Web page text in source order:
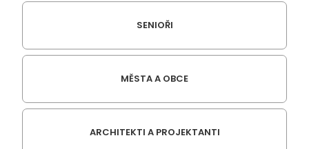
SENIOŘI
MĚSTA A OBCE
ARCHITEKTI A PROJEKTANTI